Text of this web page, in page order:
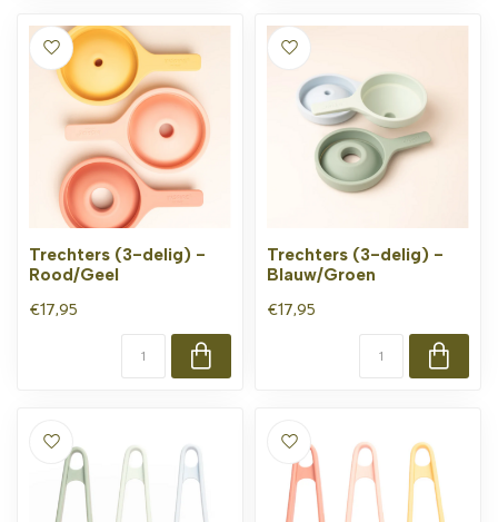
Trechters (3-delig) -
Rood/Geel
€17,95
Trechters (3-delig) -
Blauw/Groen
€17,95